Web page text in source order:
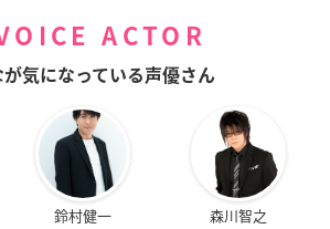
ACTOR
が気になっている声優さん
鈴村健一 森川智之